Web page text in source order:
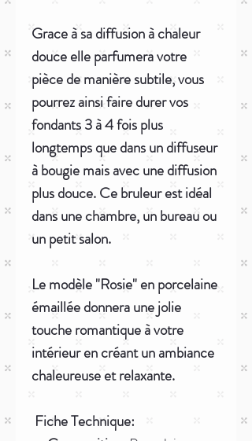
Grace à sa diffusion à chaleur
douce elle parfumera votre
pièce de manière subtile, vous
pourrez ainsi faire durer vos
fondants 3 à 4 fois plus
longtemps que dans un diffuseur
à bougie mais avec une diffusion
plus douce. Ce bruleur est idéal
dans une chambre, un bureau ou
un petit salon.
Le modèle "Rosie" en porcelaine
émaillée donnera une jolie
touche romantique à votre
intérieur en créant un ambiance
chaleureuse et relaxante.
Fiche Technique: